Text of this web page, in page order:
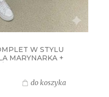
W STYLU
MARYNARKA +
do koszyka